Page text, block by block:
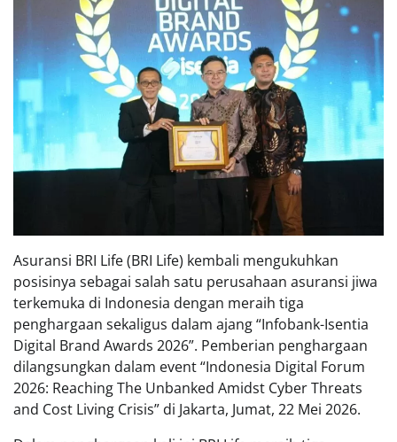
Asuransi BRI Life (BRI Life) kembali mengukuhkan
posisinya sebagai salah satu perusahaan asuransi jiwa
terkemuka di Indonesia dengan meraih tiga
penghargaan sekaligus dalam ajang “Infobank-Isentia
Digital Brand Awards 2026”. Pemberian penghargaan
dilangsungkan dalam event “Indonesia Digital Forum
2026: Reaching The Unbanked Amidst Cyber Threats
and Cost Living Crisis” di Jakarta, Jumat, 22 Mei 2026.